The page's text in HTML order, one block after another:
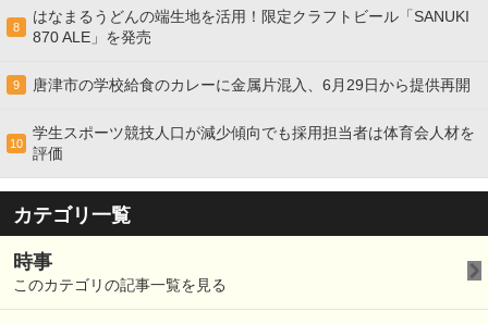
8
はなまるうどんの端生地を活用！限定クラフトビール「SANUKI
870 ALE」を発売
9 唐津市の学校給食のカレーに金属片混入、6月29日から提供再開
10
学生スポーツ競技人口が減少傾向でも採用担当者は体育会人材を
評価
カテゴリ一覧
時事
このカテゴリの記事一覧を見る